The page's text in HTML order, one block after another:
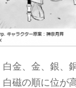
金、金、銀、
磁の順に位が